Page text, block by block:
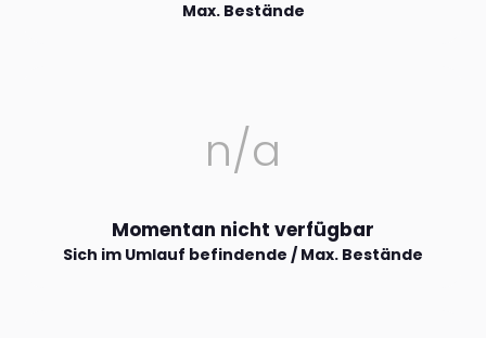
Max. Bestände
n/a
Momentan nicht verfügbar
Sich im Umlauf befindende / Max. Bestände